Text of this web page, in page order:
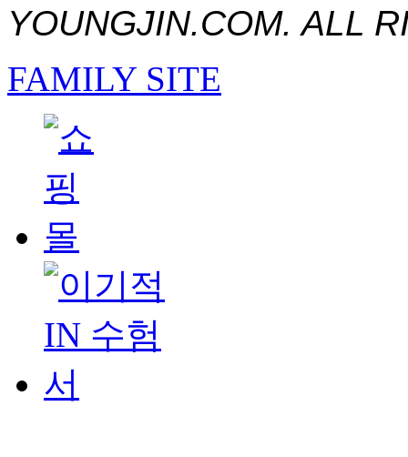
YOUNGJIN.COM. ALL
FAMILY SITE